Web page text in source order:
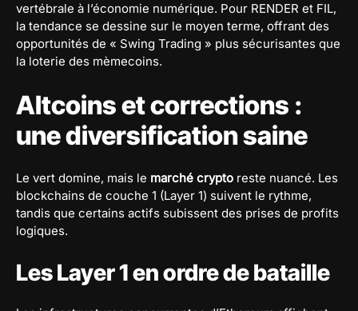
vertébrale à l’économie numérique. Pour RENDER et FIL,
la tendance se dessine sur le moyen terme, offrant des
opportunités de « Swing Trading » plus sécurisantes que
la loterie des mèmecoins.
Altcoins et corrections :
une diversification saine
Le vert domine, mais le marché crypto reste nuancé. Les
blockchains de couche 1 (Layer 1) suivent le rythme,
tandis que certains actifs subissent des prises de profits
logiques.
Les Layer 1 en ordre de bataille